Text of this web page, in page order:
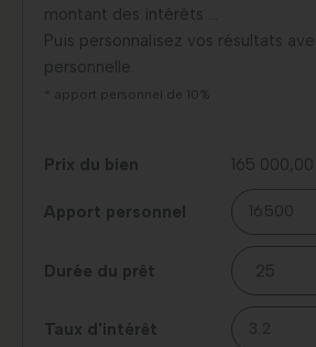
montant des intérêts …
Puis personnalisez vos résultats
personnelle.
* apport personnel de 10%
Prix du bien 165 000,00
Apport personnel
Durée du prêt
Taux d'intérêt